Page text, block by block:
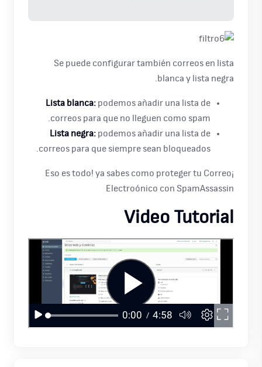
Se puede configurar también correos en lista
blanca y lista negra.
Lista blanca: podemos añadir una lista de
correos para que no lleguen como spam.
Lista negra: podemos añadir una lista de
correos para que siempre sean bloqueados.
¡Eso es todo! ya sabes como proteger tu Correo
Electroónico con SpamAssassin
Video Tutorial